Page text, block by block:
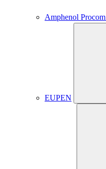
Amphenol Procom
EUPEN